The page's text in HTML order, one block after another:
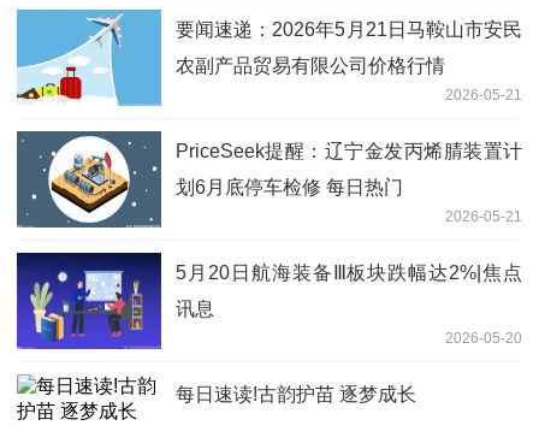
要闻速递：2026年5月21日马鞍山市安民
农副产品贸易有限公司价格行情
2026-05-21
PriceSeek提醒：辽宁金发丙烯腈装置计
划6月底停车检修 每日热门
2026-05-21
5月20日航海装备Ⅲ板块跌幅达2%|焦点
讯息
2026-05-20
每日速读!古韵护苗 逐梦成长